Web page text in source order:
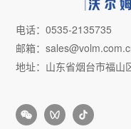
电话：0535-2135735
邮箱：
地址：山东省烟台市福山